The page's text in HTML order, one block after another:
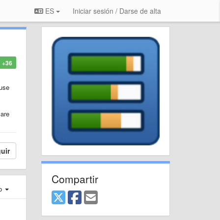
ES Iniciar sesión / Darse de alta
+36
Compartir